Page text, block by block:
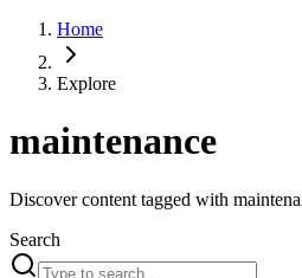
Home
Explore
maintenance
Discover content tagged with
Search